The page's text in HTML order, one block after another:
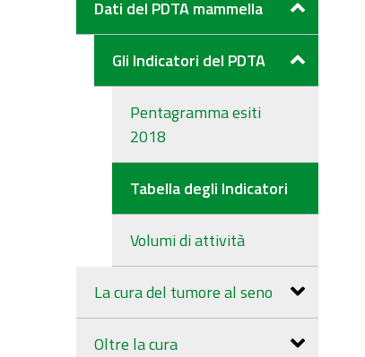
Dati del PDTA mammella
Gli Indicatori del PDTA
Pentagramma esiti
2018
Tabella degli Indicatori
Volumi di attività
La cura del tumore al seno
Oltre la cura